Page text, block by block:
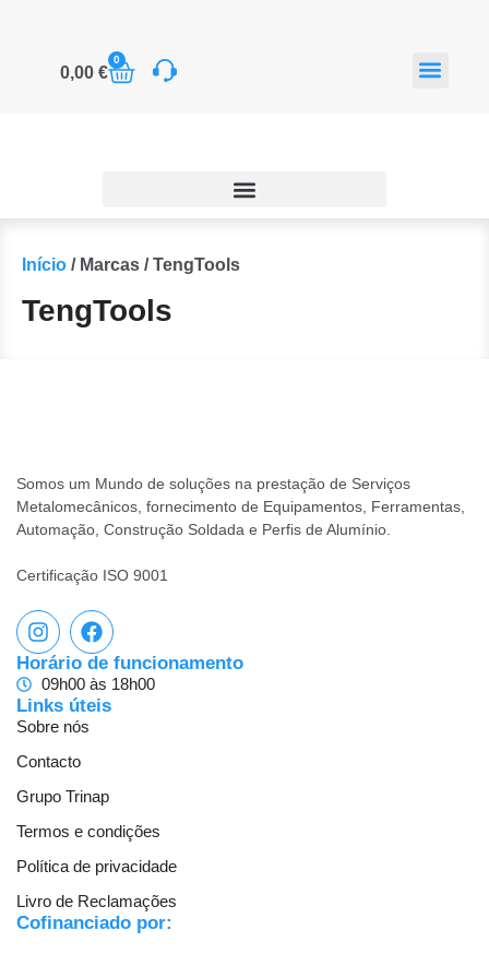
0,00€
0
Início / Marcas / TengTools
TengTools
Somos um Mundo de soluções na prestação de Serviços
Metalomecânicos, fornecimento de Equipamentos, Ferramentas,
Automação, Construção Soldada e Perfis de Alumínio.
Certificação ISO 9001
Horário de funcionamento
09h00 às 18h00
Links úteis
Sobre nós
Contacto
Grupo Trinap
Termos e condições
Política de privacidade
Livro de Reclamações
Cofinanciado por: